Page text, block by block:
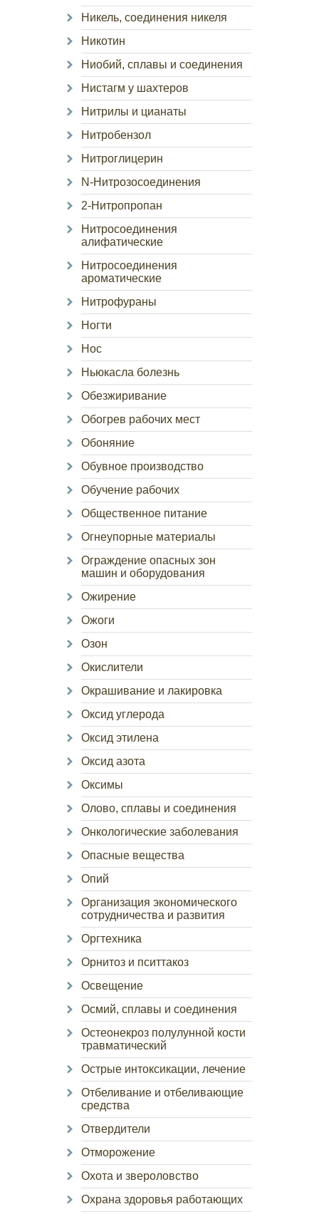
Никель, соединения никеля
Никотин
Ниобий, сплавы и соединения
Нистагм у шахтеров
Нитрилы и цианаты
Нитробензол
Нитроглицерин
N-Нитрозосоединения
2-Нитропропан
Нитросоединения
алифатические
Нитросоединения
ароматические
Нитрофураны
Ногти
Нос
Ньюкасла болезнь
Обезжиривание
Обогрев рабочих мест
Обоняние
Обувное производство
Обучение рабочих
Общественное питание
Огнеупорные материалы
Ограждение опасных зон
машин и оборудования
Ожирение
Ожоги
Озон
Окислители
Окрашивание и лакировка
Оксид углерода
Оксид этилена
Оксид азота
Оксимы
Олово, сплавы и соединения
Онкологические заболевания
Опасные вещества
Опий
Организация экономического
сотрудничества и развития
Оргтехника
Орнитоз и пситтакоз
Освещение
Осмий, сплавы и соединения
Остеонекроз полулунной кости
травматический
Острые интоксикации, лечение
Отбеливание и отбеливающие
средства
Отвердители
Отморожение
Охота и звероловство
Охрана здоровья работающих